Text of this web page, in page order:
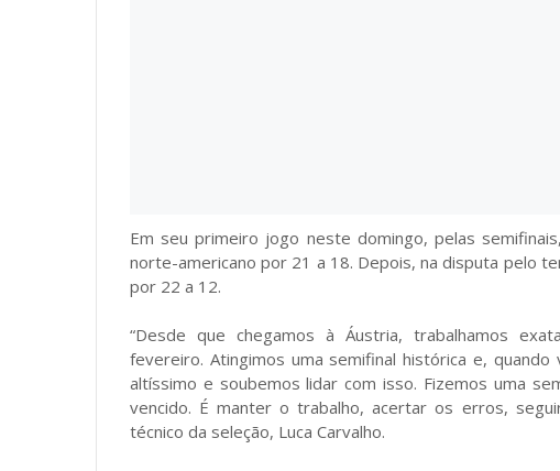
Em seu primeiro jogo neste domingo, pelas
norte-americano por 21 a 18. Depois, na disputa pelo
por 22 a 12.
“Desde que chegamos à Áustria, trabalhamos
fevereiro. Atingimos uma semifinal histórica e,
altíssimo e soubemos lidar com isso. Fizemos uma
vencido. É manter o trabalho, acertar os erros,
técnico da seleção, Luca Carvalho.